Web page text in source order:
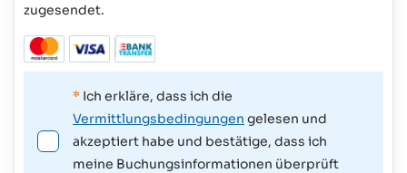
zugesendet.
* Ich erkläre, dass ich die
Vermittlungsbedingungen gelesen und
akzeptiert habe und bestätige, dass ich
meine Buchungsinformationen überprüft